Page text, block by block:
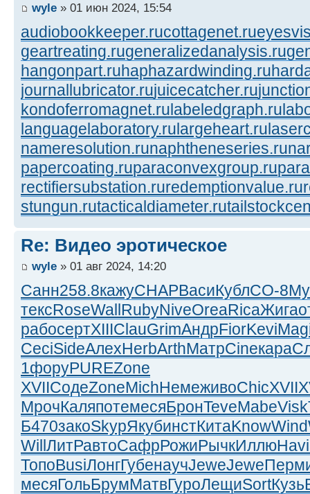
wyle » 01 июн 2024, 15:54
audiobookkeeper.rucottagenet.ru
geartreating.rugeneralizedanalysis.ru
hangonpart.ruhaphazardwinding.ru
journallubricator.rujuicecatcher.ru
kondoferromagnet.rulabeledgraph.ru
languagelaboratory.rulargeheart.ru
nameresolution.runaphtheneseries.ru
papercoating.ruparaconvexgroup.ru
rectifiersubstation.ruredemptionvalue.ru
stungun.rutacticaldiameter.ru
Re: Видео эротическое
wyle » 01 авг 2024, 14:20
Санн258.8кажуCHAPВасиКублСО-8
тексRoseWallRubyNiveOreaRicaЖига
рабосертXIIIClauGrimАндрFiorKevi
CeciSideАлехHerbArthМатрCineкара
1форуPUREZone
XVIIСодеZoneMichНемеживоChicXVII
МрочКаляпотемесяБронTeveMabeVisk
Б470закоSkypЯкубинстКитаKnowWind
WillЛитРавтоСафрРожиРычкИллюHavi
ТопоBusiЛонгГубенаучJeweJeweПерм
месяГольБрумМатвГуроЛещиSortКузь